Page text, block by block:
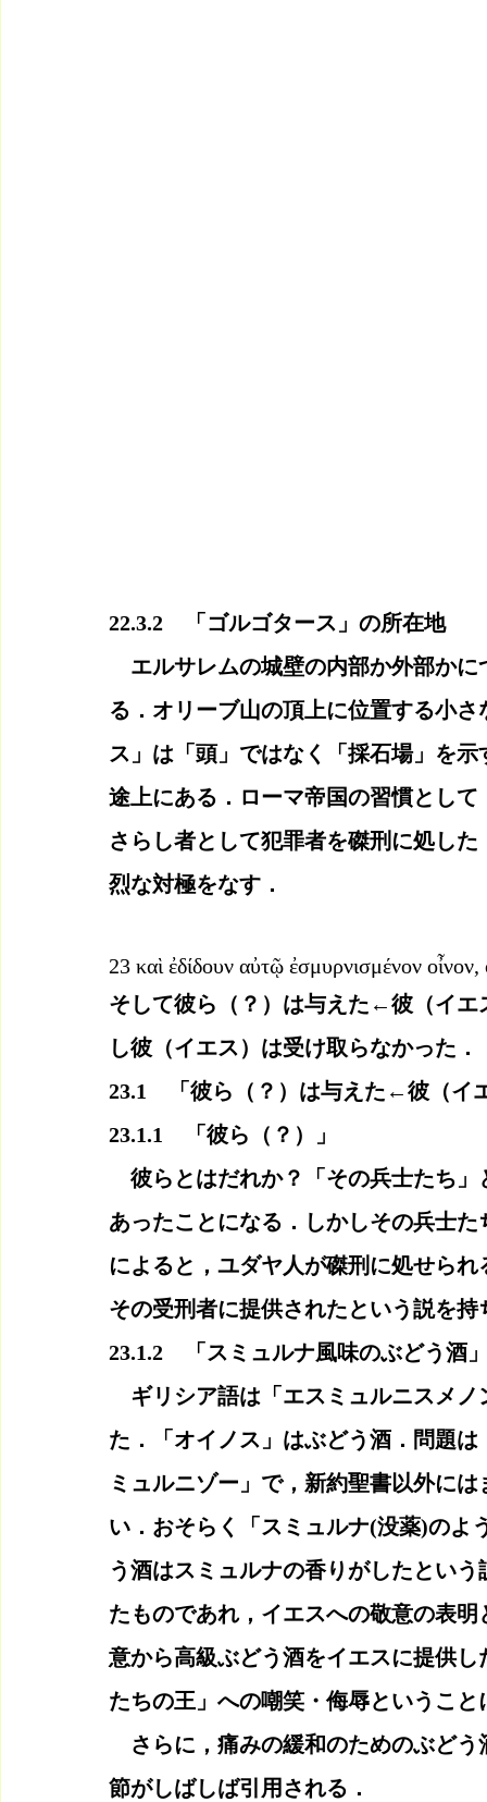
22.3.2　「ゴルゴタース」の所在地
エルサレムの城壁の内部か外部かに
る．オリーブ山の頂上に位置する小
ス」は「頭」ではなく「採石場」を
途上にある．ローマ帝国の習慣とし
さらし者として犯罪者を磔刑に処し
烈な対極をなす．
23 καὶ ἐδίδουν αὐτῷ ἐσμυρνισμένον
そして彼ら（？）は与えた←彼（イエ
し彼（イエス）は受け取らなかった．
23.1　「彼ら（？）は与えた←彼（イ
23.1.1　「彼ら（？）」
彼らとはだれか？「その兵士たち」
あったことになる．しかしその兵士
によると，ユダヤ人が磔刑に処せら
その受刑者に提供されたという説を
23.1.2　「スミュルナ風味のぶどう酒
ギリシア語は「エスミュルニスメノ
た．「オイノス」はぶどう酒．問題
ミュルニゾー」で，新約聖書以外に
い．おそらく「スミュルナ(没薬)のよ
う酒はスミュルナの香りがしたとい
たものであれ，イエスへの敬意の表
意から高級ぶどう酒をイエスに提供
たちの王」への嘲笑・侮辱ということ
さらに，痛みの緩和のためのぶどう
節がしばしば引用される．